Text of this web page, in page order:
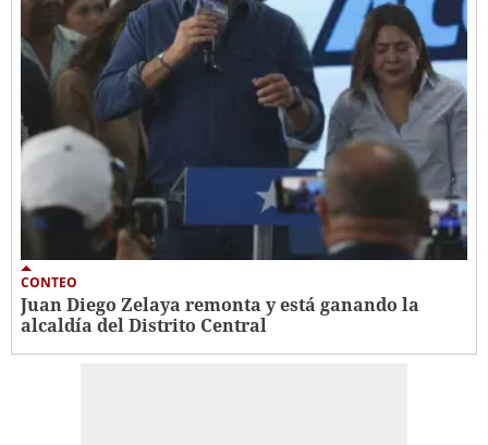
CONTEO
Juan Diego Zelaya remonta y está ganando la
alcaldía del Distrito Central